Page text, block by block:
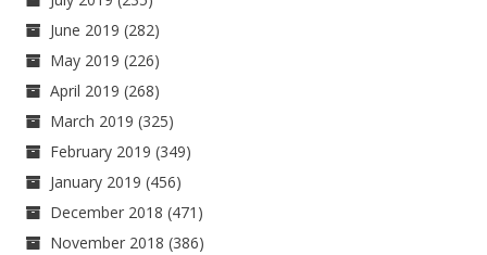
June 2019 (282)
May 2019 (226)
April 2019 (268)
March 2019 (325)
February 2019 (349)
January 2019 (456)
December 2018 (471)
November 2018 (386)